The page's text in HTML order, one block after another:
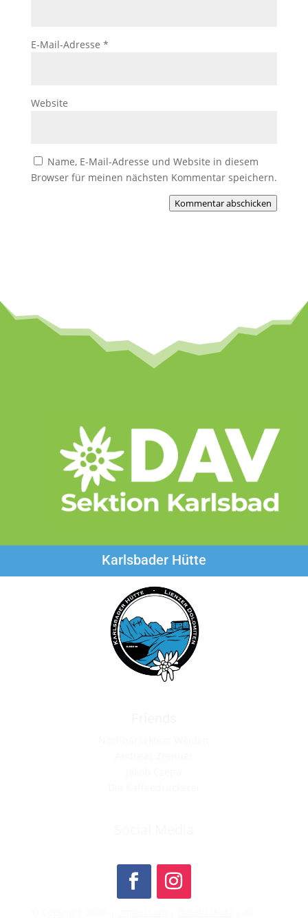
E-Mail-Adresse *
Website
Name, E-Mail-Adresse und Website in diesem
Browser für meinen nächsten Kommentar speichern.
Kommentar abschicken
Karlsbader Hütte